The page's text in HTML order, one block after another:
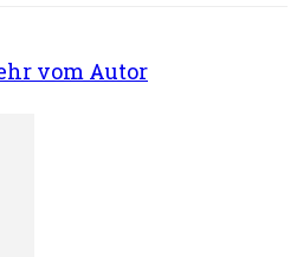
vom Autor